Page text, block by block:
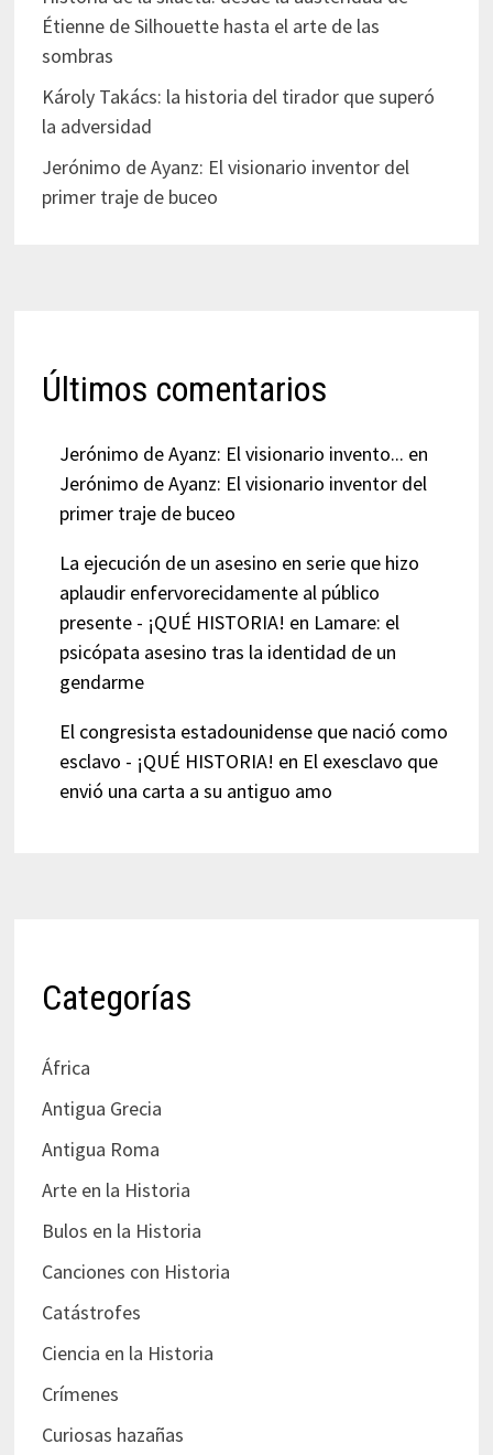
Étienne de Silhouette hasta el arte de las
sombras
Károly Takács: la historia del tirador que superó
la adversidad
Jerónimo de Ayanz: El visionario inventor del
primer traje de buceo
Últimos comentarios
Jerónimo de Ayanz: El visionario invento... en
Jerónimo de Ayanz: El visionario inventor del
primer traje de buceo
La ejecución de un asesino en serie que hizo
aplaudir enfervorecidamente al público
presente - ¡QUÉ HISTORIA! en Lamare: el
psicópata asesino tras la identidad de un
gendarme
El congresista estadounidense que nació como
esclavo - ¡QUÉ HISTORIA! en El exesclavo que
envió una carta a su antiguo amo
Categorías
África
Antigua Grecia
Antigua Roma
Arte en la Historia
Bulos en la Historia
Canciones con Historia
Catástrofes
Ciencia en la Historia
Crímenes
Curiosas hazañas